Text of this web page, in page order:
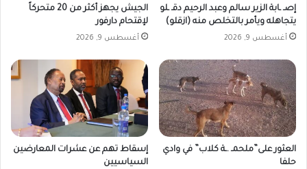
إصـ ـابة الزير سالم وعبد الرحيم دقـ ـلو
يتجاهله ويأمر بالتخلص منه (ازقلو)
أغسطس 9, 2026
الجيش يجهز أكثر من 20 متحركاً
لإقتحام دارفور
أغسطس 9, 2026
العثور على”ملحمـ .ـة كلاب” في وادي
حلفا
إسقاط تهم عن عشرات المعارضين
السياسيين